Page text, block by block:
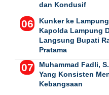
dan Kondusif
Kunker ke
Kapolda Lampung
Langsung Bupati
Pratama
Muhammad Fadli,
Yang Konsisten
Kebangsaan